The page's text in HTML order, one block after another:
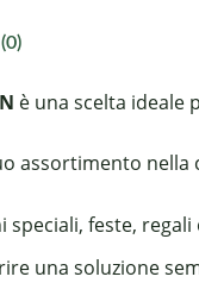
è una scelta ideale
assortimento nella
speciali, feste,
una soluzione